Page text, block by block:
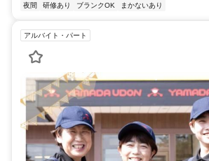
夜間
研修あり ブランクOK まかないあり
アルバイト・パート